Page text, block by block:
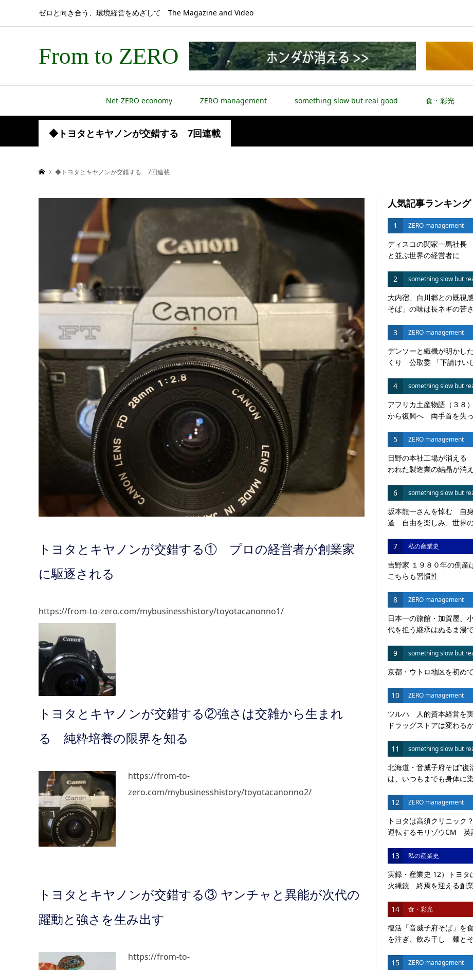
ゼロと向き合う、環境経営をめざして The Magazine and Video
From to ZERO
Net-ZERO economy ZERO management something slow but real good 食・彩光
◆トヨタとキヤノンが交錯する 7回連載
◆トヨタとキヤノンが交錯する 7回連載
トヨタとキヤノンが交錯する① プロの経営者が創業家
に駆逐される
https://from-to-zero.com/mybusinesshistory/toyotacanonno1/
トヨタとキヤノンが交錯する②強さは交雑から生まれ
る 純粋培養の限界を知る
https://from-to-
zero.com/mybusinesshistory/toyotacanonno2/
トヨタとキヤノンが交錯する③ ヤンチャと異能が次代の
躍動と強さを生み出す
https://from-to-
人気記事ランキング
1 ZERO management
ディスコの関家一馬社長
と並ぶ世界の経営者に
2 something slow but
大内宿、白川郷との既視
そば」の味は長ネギの苦
3 ZERO management
デンソーと織機が明かし
くり 公取委 「下請けい
4 something slow but
アフリカ土産物語（３
から復興へ 両手首を失
5 ZERO management
日野の本社工場が消え
われた製造業の結晶が消
6 something slow but
坂本龍一さんを悼む 自
道 自由を楽しみ、世界
7 私の産業史
吉野家 １９８０年の倒
こちらも習慣性
8 ZERO management
日本一の旅館・加賀屋、
代を担う継承はぬるま湯
9 something slow but
京都・ウトロ地区を初め
10 ZERO management
ツルハ 人的資本経営を
ドラッグストアは変わ
11 something slow but
北海道・音威子府そば”
は、いつもまでも身体に
12 ZERO management
トヨタは高須クリニッ
運転するモリゾウCM 英
13 私の産業史
実録・産業史 12）トヨタ
火縄銃 終焉を迎える創
14 食・彩光
復活「音威子府そば」を
を注ぎ、飲み干し 麺と
15 ZERO management